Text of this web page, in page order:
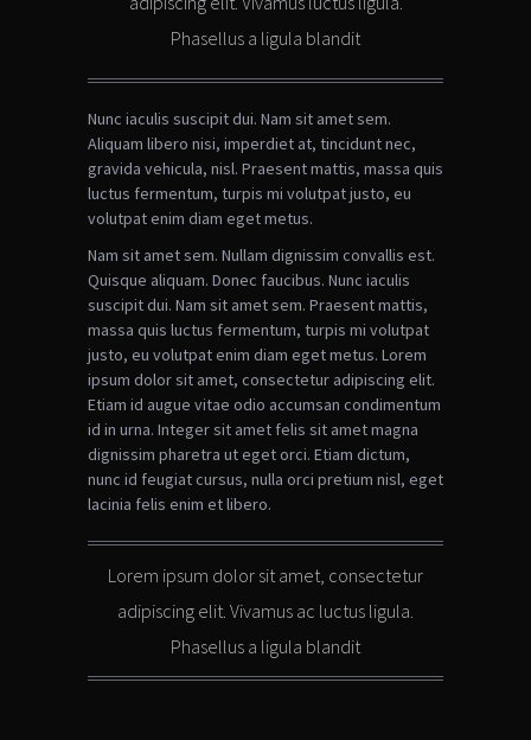
Phasellus a ligula blandit
Nunc iaculis suscipit dui. Nam sit amet sem.
Aliquam libero nisi, imperdiet at, tincidunt nec,
gravida vehicula, nisl. Praesent mattis, massa quis
luctus fermentum, turpis mi volutpat justo, eu
volutpat enim diam eget metus.
Nam sit amet sem. Nullam dignissim convallis est.
Quisque aliquam. Donec faucibus. Nunc iaculis
suscipit dui. Nam sit amet sem. Praesent mattis,
massa quis luctus fermentum, turpis mi volutpat
justo, eu volutpat enim diam eget metus. Lorem
ipsum dolor sit amet, consectetur adipiscing elit.
Etiam id augue vitae odio accumsan condimentum
id in urna. Integer sit amet felis sit amet magna
dignissim pharetra ut eget orci. Etiam dictum,
nunc id feugiat cursus, nulla orci pretium nisl, eget
lacinia felis enim et libero.
Lorem ipsum dolor sit amet, consectetur
adipiscing elit. Vivamus ac luctus ligula.
Phasellus a ligula blandit